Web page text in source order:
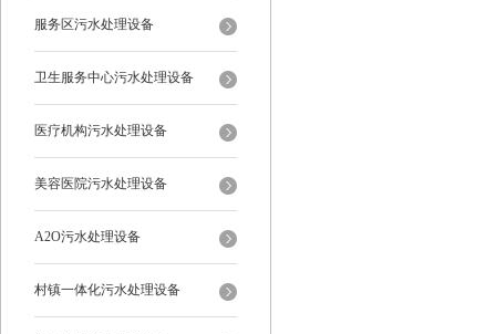
服务区污水处理设备
卫生服务中心污水处理设备
医疗机构污水处理设备
美容医院污水处理设备
A2O污水处理设备
村镇一体化污水处理设备